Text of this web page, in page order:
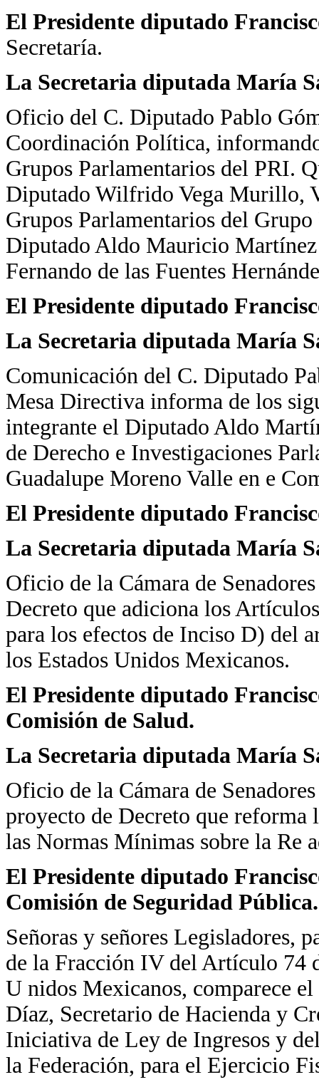
El Presidente diputado
Secretaría.
La Secretaria diputada María
Oficio del C. Diputado Pablo
Coordinación Política,
Grupos Parlamentarios del PRI.
Diputado Wilfrido Vega Murillo,
Grupos Parlamentarios del
Diputado Aldo Mauricio
Fernando de las Fuentes
El Presidente diputado
La Secretaria diputada María
Comunicación del C. Diputado
Mesa Directiva informa de los
integrante el Diputado Aldo
de Derecho e Investigaciones
Guadalupe Moreno Valle en e
El Presidente diputado
La Secretaria diputada María
Oficio de la Cámara de
Decreto que adiciona los
para los efectos de Inciso D) del
los Estados Unidos Mexicanos.
El Presidente diputado
Comisión de Salud.
La Secretaria diputada María
Oficio de la Cámara de
proyecto de Decreto que
las Normas Mínimas sobre la Re
El Presidente diputado
Comisión de Seguridad Pública.
Señoras y señores Legisladores,
de la Fracción IV del Artículo 74
U nidos Mexicanos, comparece
Díaz, Secretario de Hacienda y
Iniciativa de Ley de Ingresos y
la Federación, para el Ejercicio